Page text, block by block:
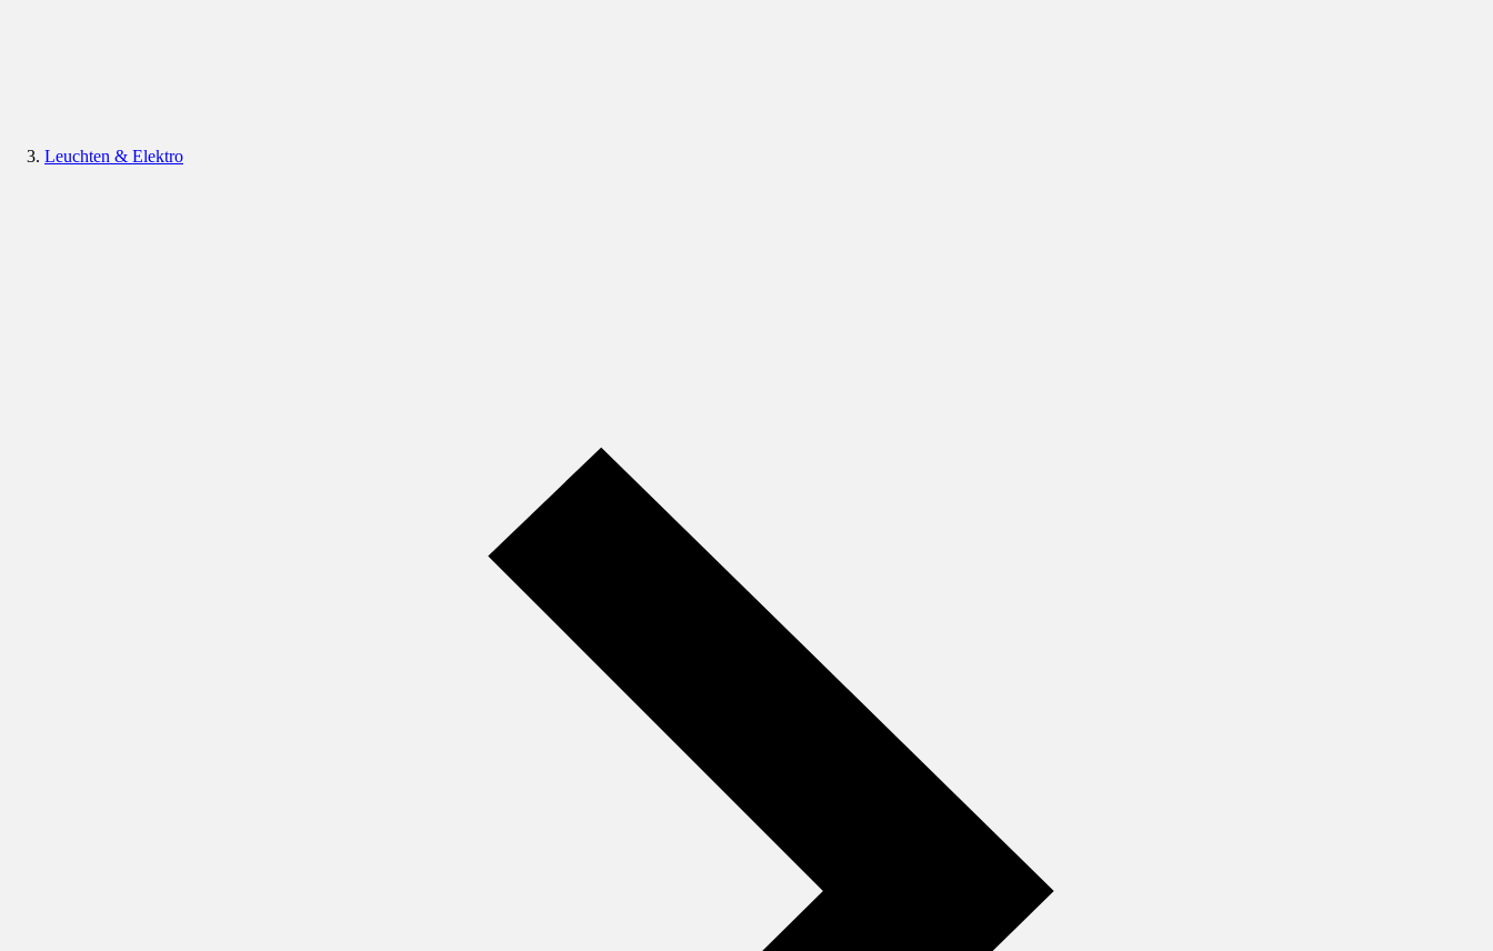
Leuchten & Elektro